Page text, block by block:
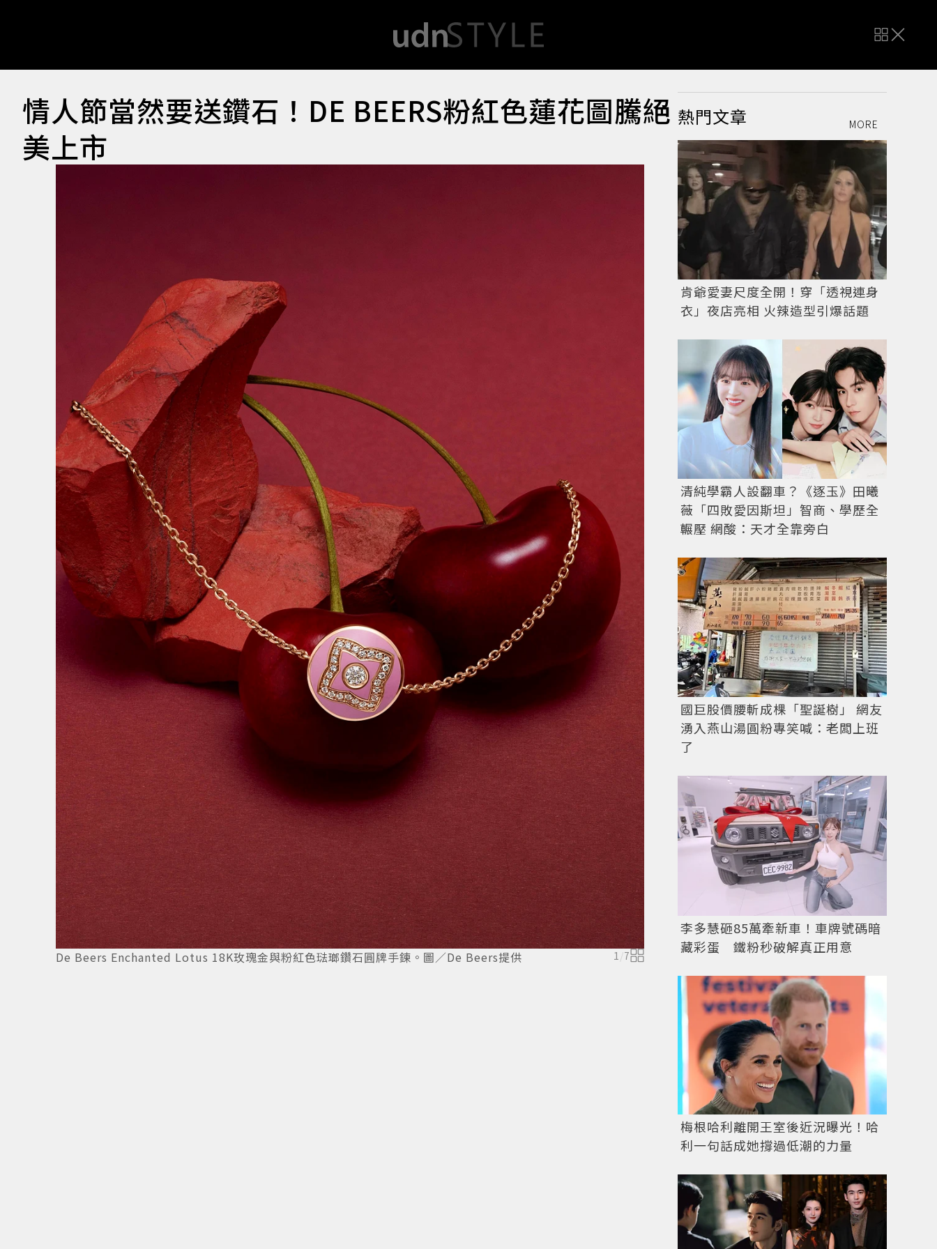
情人節當然要送鑽石！DE BEERS粉紅色蓮花圖騰絕
美上市
De Beers Enchanted Lotus 18K玫瑰金與粉紅色琺瑯鑽石圓牌手鍊。圖／De Beers提供 1 /7 De Beers Enchanted Lotus 18K玫瑰金與粉紅色琺瑯
熱門文章 MORE
肯爺愛妻尺度全開！穿「透視連身
衣」夜店亮相 火辣造型引爆話題
清純學霸人設翻車？《逐玉》田曦
薇「四敗愛因斯坦」智商、學歷全
輾壓 網酸：天才全靠旁白
國巨股價腰斬成棵「聖誕樹」 網友
湧入燕山湯圓粉專笑喊：老闆上班
了
李多慧砸85萬牽新車！車牌號碼暗
藏彩蛋 鐵粉秒破解真正用意
梅根哈利離開王室後近況曝光！哈
利一句話成她撐過低潮的力量